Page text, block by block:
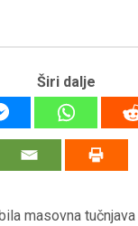
Širi dalje
masovna